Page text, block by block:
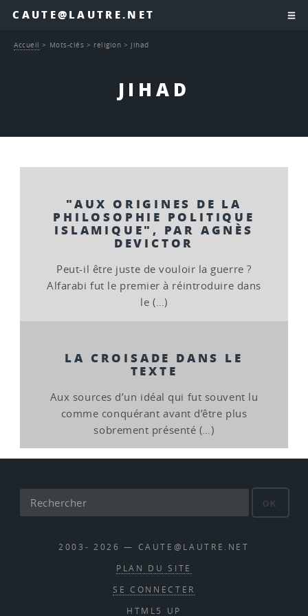
CAUTE@LAUTRE.NET
JIHAD
Accueil > Mots-clés > religion > jihad
"AUX ORIGINES DE LA
PHILOSOPHIE POLITIQUE
ISLAMIQUE", PAR AGNÈS
DEVICTOR
Peut-il être juste de vouloir la guerre ?
Alfarabi fut le premier à réintroduire dans
le (…)
LA CROISADE DANS LE
TEXTE
Aux sources d’un idéal qui fut souvent lu
comme conquérant avant d’être plus
sobrement présenté (…)
OK
2003- 2026 — CAUTE@LAUTRE.NET
PLAN DU SITE
SE CONNECTER
HTML5 UP